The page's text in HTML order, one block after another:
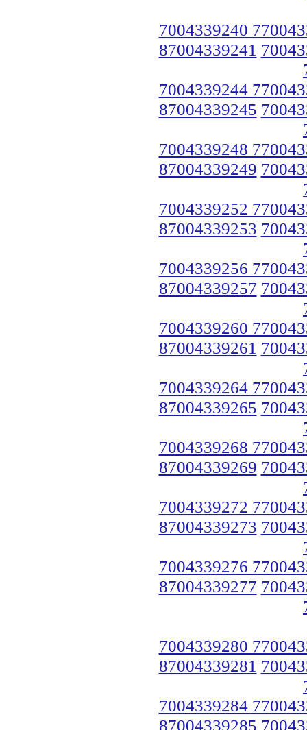
7004339240
87004339241
7004339244
87004339245
7004339248
87004339249
7004339252
87004339253
7004339256
87004339257
7004339260
87004339261
7004339264
87004339265
7004339268
87004339269
7004339272
87004339273
7004339276
87004339277
7004339280
87004339281
7004339284
87004339285